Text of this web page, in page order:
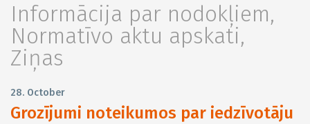
Informācija par nodokļiem,
Normatīvo aktu apskati,
Ziņas
28. October
Grozījumi noteikumos par iedzīvotāju